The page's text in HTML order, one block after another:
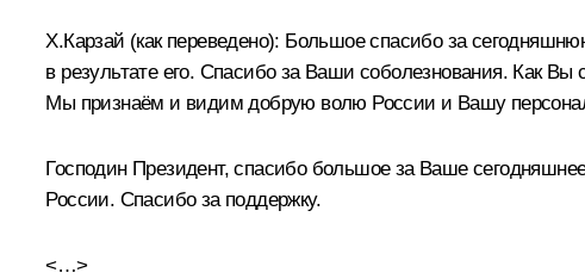
Х.Карзай (как переведено): Большое спасибо за
в результате его. Спасибо за Ваши соболезнования. Как
Мы признаём и видим добрую волю России и Вашу
Господин Президент, спасибо большое за Ваше
России. Спасибо за поддержку.
<…>